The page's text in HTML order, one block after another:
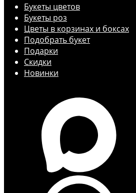
Букеты цветов
Букеты роз
Цветы в корзинах и боксах
Подобрать букет
Подарки
Скидки
Новинки